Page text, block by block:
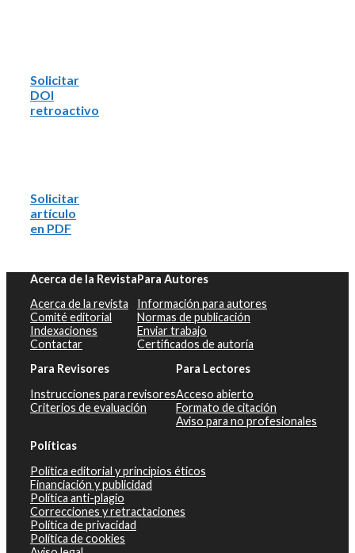
Solicitar
DOI
retroactivo
Solicitar
artículo
en PDF
Acerca de la Revista
Acerca de la revista
Comité editorial
Indexaciones
Contactar
Para Autores
Información para autores
Normas de publicación
Enviar trabajo
Certificados de autoría
Para Revisores
Instrucciones para revisores
Criterios de evaluación
Para Lectores
Acceso abierto
Formato de citación
Aviso para no profesionales
Políticas
Política editorial y principios éticos
Financiación y publicidad
Política anti-plagio
Correcciones y retractaciones
Política de privacidad
Política de cookies